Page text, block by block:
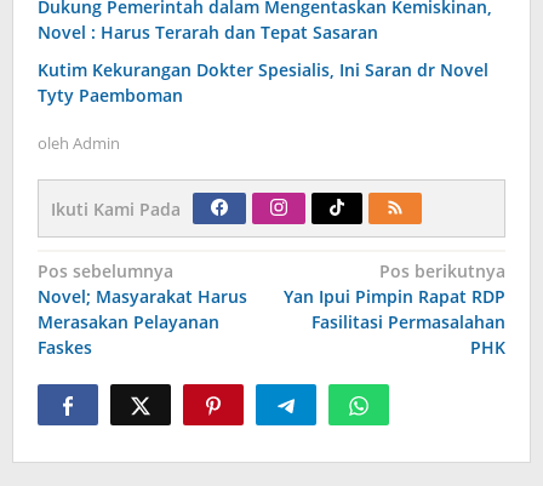
Dukung Pemerintah dalam Mengentaskan Kemiskinan,
Novel : Harus Terarah dan Tepat Sasaran
Kutim Kekurangan Dokter Spesialis, Ini Saran dr Novel
Tyty Paemboman
oleh Admin
Ikuti Kami Pada
Navigasi
pos
Pos sebelumnya
Novel; Masyarakat Harus
Merasakan Pelayanan
Faskes
Pos berikutnya
Yan Ipui Pimpin Rapat RDP
Fasilitasi Permasalahan
PHK